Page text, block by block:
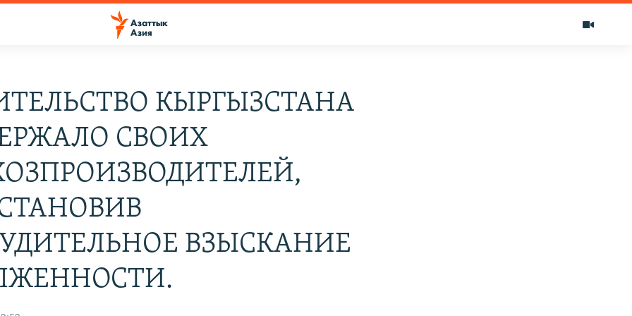
КЫРГЫЗСТАНА
СВОИХ
ВЗЫСКАНИЕ